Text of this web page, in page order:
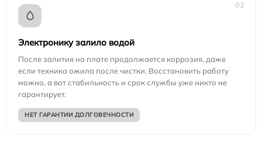
02
Электронику залило водой
После залития на плате продолжается коррозия, даже
если техника ожила после чистки. Восстановить работу
можно, а вот стабильность и срок службы уже никто не
гарантирует.
НЕТ ГАРАНТИИ ДОЛГОВЕЧНОСТИ